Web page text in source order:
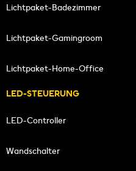
Lichtpaket-Badezimmer
Lichtpaket-Gamingroom
Lichtpaket-Home-Office
LED-STEUERUNG
LED-Controller
Wandschalter